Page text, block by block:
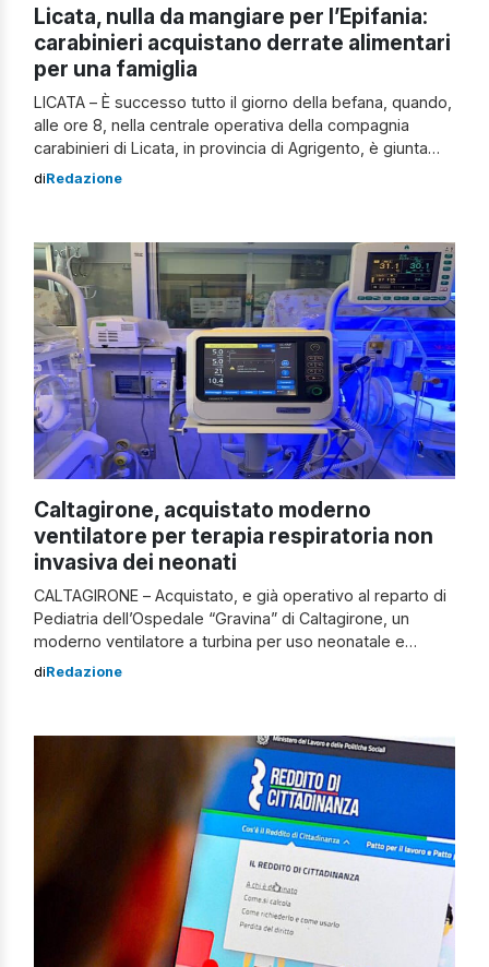
Licata, nulla da mangiare per l’Epifania:
carabinieri acquistano derrate alimentari
per una famiglia
LICATA – È successo tutto il giorno della befana, quando,
alle ore 8, nella centrale operativa della compagnia
carabinieri di Licata, in provincia di Agrigento, è giunta
una telefonata di un uomo che si presentava come un
segnalato, vive una famiglia […]
diRedazione
Caltagirone, acquistato moderno
ventilatore per terapia respiratoria non
invasiva dei neonati
CALTAGIRONE – Acquistato, e già operativo al reparto di
Pediatria dell’Ospedale “Gravina” di Caltagirone, un
moderno ventilatore a turbina per uso neonatale e
pediatrico. Il sistema sarà utilizzato per la ventilazione
settimana in su), che non hanno bisogno […]
diRedazione